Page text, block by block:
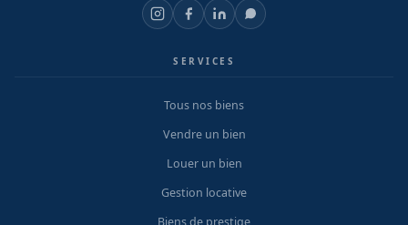
SERVICES
Tous nos biens
Vendre un bien
Louer un bien
Gestion locative